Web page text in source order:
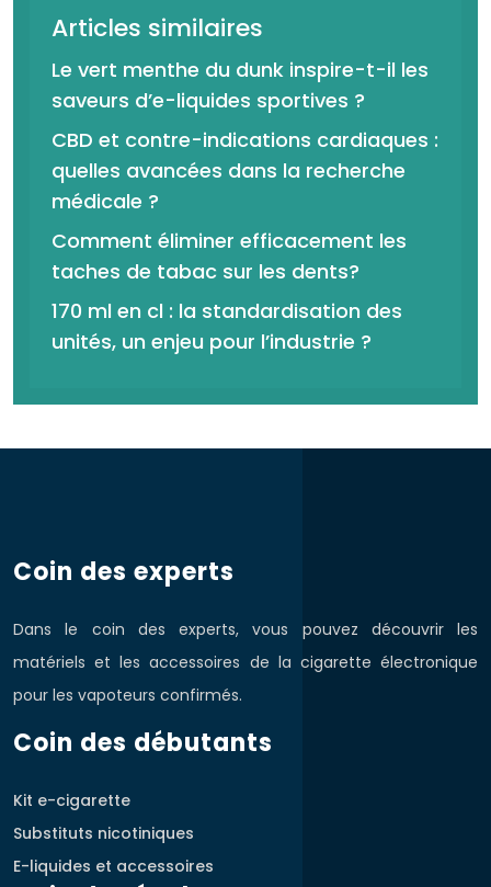
Articles similaires
Le vert menthe du dunk inspire-t-il les
saveurs d’e-liquides sportives ?
CBD et contre-indications cardiaques :
quelles avancées dans la recherche
médicale ?
Comment éliminer efficacement les
taches de tabac sur les dents?
170 ml en cl : la standardisation des
unités, un enjeu pour l’industrie ?
Coin des experts
Dans le coin des experts, vous pouvez découvrir les
matériels et les accessoires de la cigarette électronique
pour les vapoteurs confirmés.
Coin des débutants
Kit e-cigarette
Substituts nicotiniques
E-liquides et accessoires